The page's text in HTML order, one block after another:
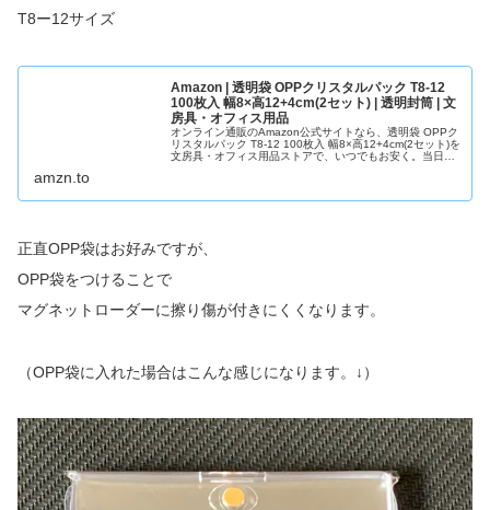
T8ー12サイズ
Amazon | 透明袋 OPPクリスタルパック T8-12
100枚入 幅8×高12+4cm(2セット) | 透明封筒 | 文
房具・オフィス用品
オンライン通販のAmazon公式サイトなら、透明袋 OPPク
リスタルパック T8-12 100枚入 幅8×高12+4cm(2セット)を
文房具・オフィス用品ストアで、いつでもお安く。当日お
amzn.to
正直OPP袋はお好みですが、
OPP袋をつけることで
マグネットローダーに擦り傷が付きにくくなります。
（OPP袋に入れた場合はこんな感じになります。↓）